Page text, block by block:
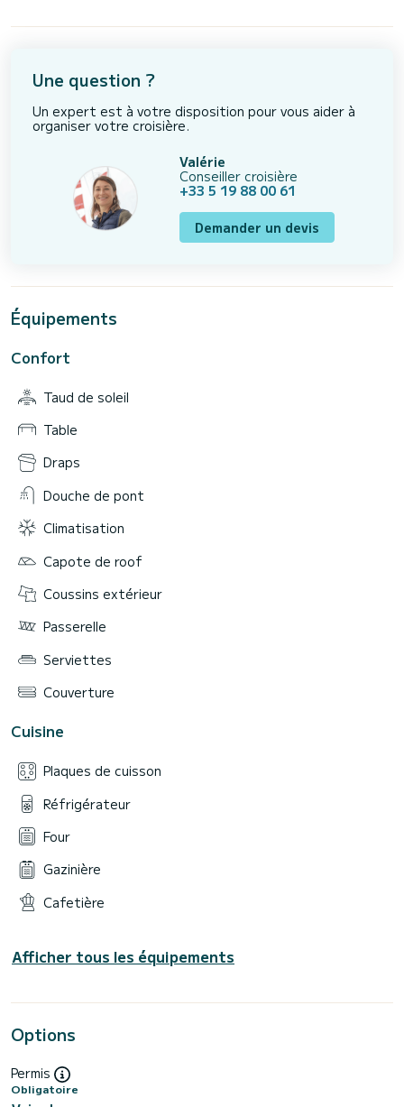
Une question ?
Un expert est à votre disposition pour vous aider à
organiser votre croisière.
Valérie
Conseiller croisière
+33 5 19 88 00 61
Demander un devis
Équipements
Confort
Taud de soleil
Table
Draps
Douche de pont
Climatisation
Capote de roof
Coussins extérieur
Passerelle
Serviettes
Couverture
Cuisine
Plaques de cuisson
Réfrigérateur
Four
Gazinière
Cafetière
Afficher tous les équipements
Options
Permis
Obligatoire